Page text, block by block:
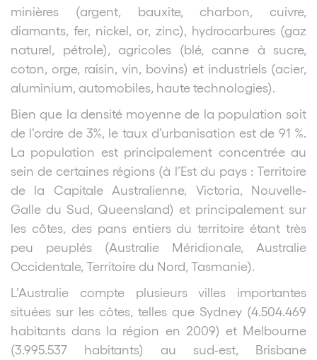
minières (argent, bauxite, charbon, cuivre,
diamants, fer, nickel, or, zinc), hydrocarbures (gaz
naturel, pétrole), agricoles (blé, canne à sucre,
coton, orge, raisin, vin, bovins) et industriels (acier,
aluminium, automobiles, haute technologies).
Bien que la densité moyenne de la population soit
de l’ordre de 3%, le taux d’urbanisation est de 91 %.
La population est principalement concentrée au
sein de certaines régions (à l’Est du pays : Territoire
de la Capitale Australienne, Victoria, Nouvelle-
Galle du Sud, Queensland) et principalement sur
les côtes, des pans entiers du territoire étant très
peu peuplés (Australie Méridionale, Australie
Occidentale, Territoire du Nord, Tasmanie).
L’Australie compte plusieurs villes importantes
situées sur les côtes, telles que Sydney (4.504.469
habitants dans la région en 2009) et Melbourne
(3.995.537 habitants) au sud-est, Brisbane